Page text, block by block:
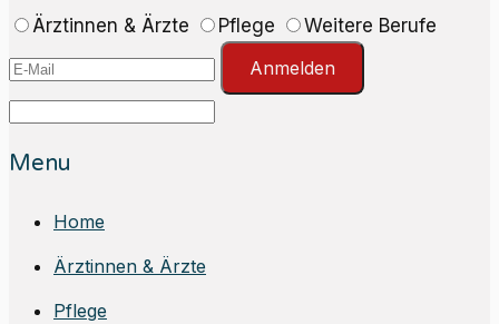
Ärztinnen & Ärzte Pflege
Weitere Berufe
Anmelden
Menu
Home
Ärztinnen & Ärzte
Pflege